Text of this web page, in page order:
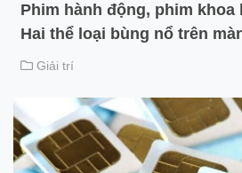
Phim hành động, phim
Hai thể loại bùng nổ trên
Giải trí